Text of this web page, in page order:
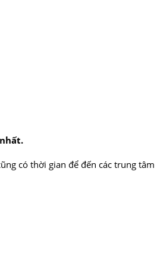
có thời gian để đến các trung tâm